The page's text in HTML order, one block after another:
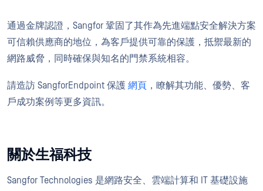
通過金牌認證，Sangfor 鞏固了其作為先進端點安全解決方案
可信賴供應商的地位，為客戶提供可靠的保護，抵禦最新的
網路威脅，同時確保與知名的門禁系統相容。
請造訪 SangforEndpoint 保護 網頁 ，瞭解其功能、優勢、客
戶成功案例等更多資訊。
關於生福科技
Sangfor Technologies 是網路安全、雲端計算和 IT 基礎設施